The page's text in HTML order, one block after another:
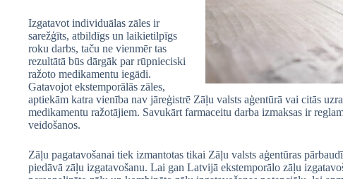
Izgatavot individuālas zāles ir
sarežģīts, atbildīgs un laikietilpīgs
roku darbs, taču ne vienmēr tas
rezultātā būs dārgāk par rūpnieciski
ražoto medikamentu iegādi.
Gatavojot ekstemporālās zāles,
aptiekām katra vienība nav jāreģistrē Zāļu valsts aģentūrā vai citās
medikamentu ražotājiem. Savukārt farmaceitu darba izmaksas ir
veidošanos.
Zāļu pagatavošanai tiek izmantotas tikai Zāļu valsts aģentūras
piedāvā zāļu izgatavošanu. Lai gan Latvijā ekstemporālo zāļu